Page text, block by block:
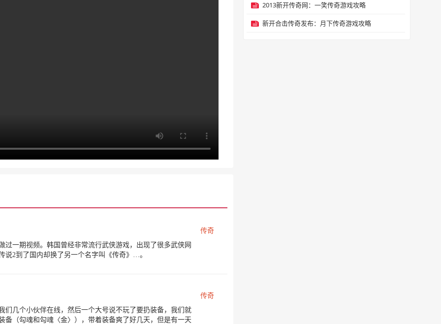
传奇
一期视频。韩国曾经非常流行武侠游戏，出现了很多武侠网
说2到了国内却换了另一个名字叫《传奇》…。
传奇
们几个小伙伴在线，然后一个大号说不玩了要扔装备，我们就
备（勾魂和勾魂〈金〉），带着装备爽了好几天，但是有一天
2013新开传奇网：一笑传奇游戏攻略
新开合击传奇发布：月下传奇游戏攻略